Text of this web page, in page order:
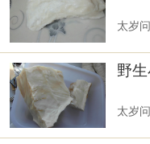
太岁
野
太岁